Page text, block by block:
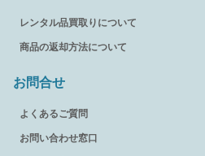
レンタル品買取りについて
商品の返却方法について
お問合せ
よくあるご質問
お問い合わせ窓口